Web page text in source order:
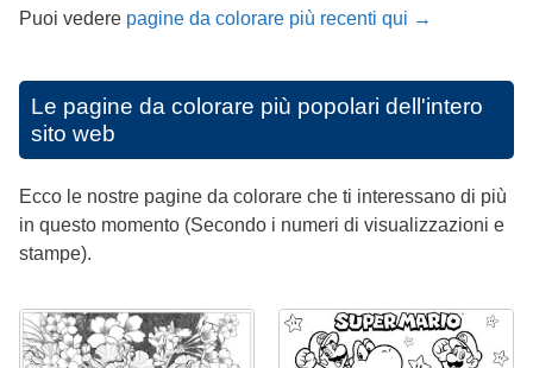
Puoi vedere pagine da colorare più recenti qui →
Le pagine da colorare più popolari dell'intero
sito web
Ecco le nostre pagine da colorare che ti interessano di più
in questo momento (Secondo i numeri di visualizzazioni e
stampe).